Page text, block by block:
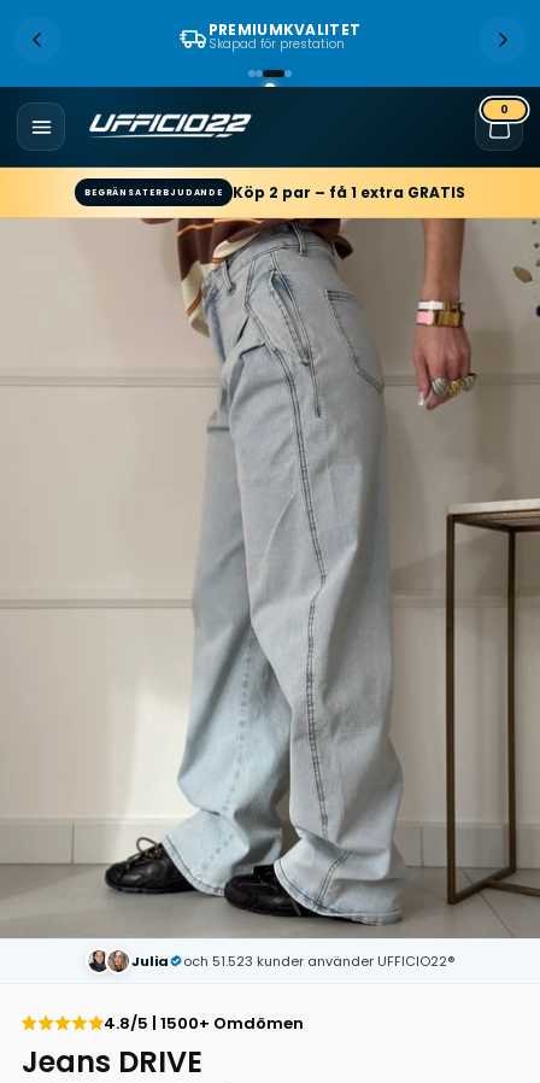
PREMIUMKVALITET
Skapad för prestation
0
BEGRÄNSAT ERBJUDANDE Köp 2 par – få 1 extra GRATIS
Julia och 51.523 kunder använder UFFICIO22®
4.8/5 | 1500+ Omdömen
Jeans DRIVE